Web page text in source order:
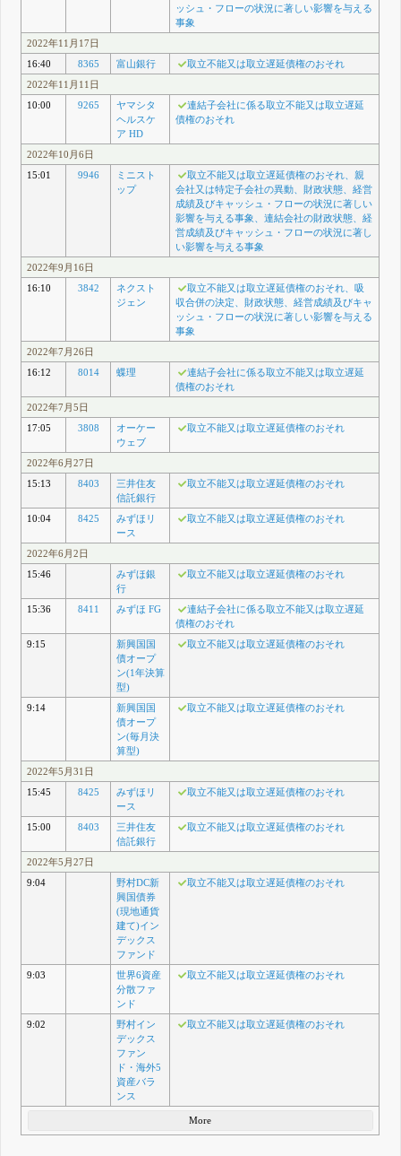
ッシュ・フローの状況に著しい影響を与える
事象
2022年11月17日
16:40
8365 富山銀行
取立不能又は取立遅延債権のおそれ
2022年11月11日
10:00
9265
ヤマシタ
ヘルスケ
ア HD
連結子会社に係る取立不能又は取立遅延
債権のおそれ
2022年10月6日
15:01
9946
ミニスト
ップ
取立不能又は取立遅延債権のおそれ、親
会社又は特定子会社の異動、財政状態、経営
成績及びキャッシュ・フローの状況に著しい
影響を与える事象、連結会社の財政状態、経
営成績及びキャッシュ・フローの状況に著し
い影響を与える事象
2022年9月16日
16:10
3842
ネクスト
ジェン
取立不能又は取立遅延債権のおそれ、吸
収合併の決定、財政状態、経営成績及びキャ
ッシュ・フローの状況に著しい影響を与える
事象
2022年7月26日
16:12
8014 蝶理
連結子会社に係る取立不能又は取立遅延
債権のおそれ
2022年7月5日
17:05
3808
オーケー
ウェブ
取立不能又は取立遅延債権のおそれ
2022年6月27日
15:13
8403
三井住友
信託銀行
取立不能又は取立遅延債権のおそれ
10:04 8425
みずほリ
ース
取立不能又は取立遅延債権のおそれ
2022年6月2日
15:46
みずほ銀
行
取立不能又は取立遅延債権のおそれ
15:36 8411 みずほ FG
連結子会社に係る取立不能又は取立遅延
債権のおそれ
9:15
新興国国
債オープ
ン(1年決算
型)
取立不能又は取立遅延債権のおそれ
9:14
新興国国
債オープ
ン(毎月決
算型)
取立不能又は取立遅延債権のおそれ
2022年5月31日
15:45
8425
みずほリ
ース
取立不能又は取立遅延債権のおそれ
15:00 8403
三井住友
信託銀行
取立不能又は取立遅延債権のおそれ
2022年5月27日
9:04
野村DC新
興国債券
(現地通貨
建て)イン
デックス
ファンド
取立不能又は取立遅延債権のおそれ
9:03
世界6資産
分散ファ
ンド
取立不能又は取立遅延債権のおそれ
9:02
野村イン
デックス
ファン
ド・海外5
資産バラ
ンス
取立不能又は取立遅延債権のおそれ
More